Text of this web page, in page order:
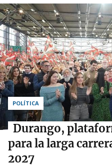
POLÍTICA
Durango,
para la larga
2027